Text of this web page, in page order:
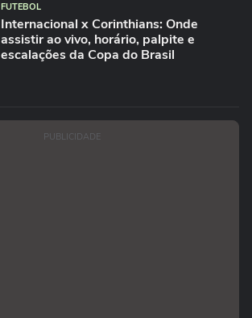
FUTEBOL
Internacional x Corinthians: Onde
assistir ao vivo, horário, palpite e
escalações da Copa do Brasil
PUBLICIDADE